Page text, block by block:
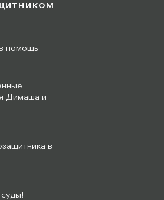
помощь
Димаша и
в